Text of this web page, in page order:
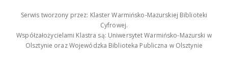
Serwis tworzony przez: Klaster Warmińsko-Mazurskiej Biblioteki
Cyfrowej.
Współzałożycielami Klastra są: Uniwersytet Warmińsko-Mazurski w
Olsztynie oraz Wojewódzka Biblioteka Publiczna w Olsztynie